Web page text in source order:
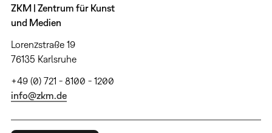
ZKM | Zentrum für Kunst
und Medien
Lorenzstraße 19
76135 Karlsruhe
+49 (0) 721 - 8100 - 1200
info@zkm.de